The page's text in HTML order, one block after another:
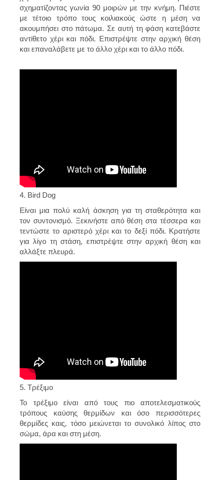
σχηματίζοντας γωνία 90 μοιρών με την κνήμη. Πιέστε
με τέτοιο τρόπο τους κοιλιακούς ώστε η μέση να
ακουμπήσει στο πάτωμα. Σε αυτή τη φάση κατεβάστε
αντίθετο χέρι και πόδι. Επιστρέψτε στην αρχική θέση
και επαναλάβετε με το άλλο χέρι και το άλλο πόδι.
4. Bird Dog
Είναι μια πολύ καλή άσκηση για τη σταθερότητα και
τον συντονισμό. Ξεκινήστε από θέση στα τέσσερα και
τεντώστε το αριστερό χέρι και το δεξί πόδι. Κρατήστε
για λίγο τη στάση, επιστρέψτε στην αρχική θέση και
αλλάξτε πλευρά.
5. Τρέξιμο
Το τρέξιμο είναι από τους πιο αποτελεσματικούς
τρόπους καύσης θερμίδων και όσο περισσότερες
θερμίδες καις, τόσο μειώνεται το συνολικό λίπος στο
σώμα, άρα και στη μέση.